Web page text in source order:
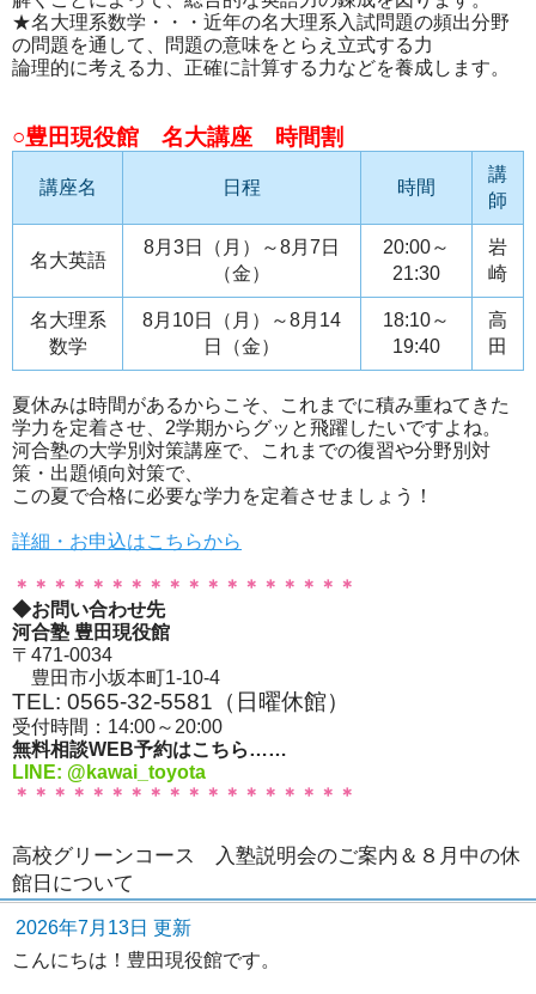
★名大理系数学・・・近年の名大理系入試問題の頻出分野
の問題を通して、問題の意味をとらえ立式する力
論理的に考える力、正確に計算する力などを養成します。
○豊田現役館 名大講座 時間割
講座名 日程 時間
講
師
名大英語
8月3日（月）～8月7日
（金）
20:00～
21:30
岩
崎
名大理系
数学
8月10日（月）～8月14
日（金）
18:10～
19:40
高
田
夏休みは時間があるからこそ、これまでに積み重ねてきた
学力を定着させ、2学期からグッと飛躍したいですよね。
河合塾の大学別対策講座で、これまでの復習や分野別対
策・出題傾向対策で、
この夏で合格に必要な学力を定着させましょう！
詳細・お申込はこちらから
＊＊＊＊＊＊＊＊＊＊＊＊＊＊＊＊＊＊
◆お問い合わせ先
河合塾 豊田現役館
〒471-0034
豊田市小坂本町1-10-4
TEL: 0565-32-5581（日曜休館）
受付時間：14:00～20:00
無料相談WEB予約はこちら……
LINE: @kawai_toyota
＊＊＊＊＊＊＊＊＊＊＊＊＊＊＊＊＊＊
高校グリーンコース 入塾説明会のご案内＆８月中の休
館日について
2026年7月13日 更新
こんにちは！豊田現役館です。